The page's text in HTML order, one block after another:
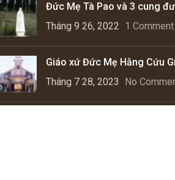
Đức Mẹ Tà Pao và 3 cung
Tháng 9 26, 2022 1 Comment
Giáo xứ Đức Mẹ Hằng Cứu
Tháng 7 28, 2023
No